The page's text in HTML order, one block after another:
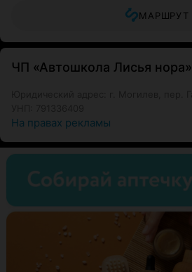
МАРШРУТ
ЧП «Автошкола Лисья нора»
На правах рекламы